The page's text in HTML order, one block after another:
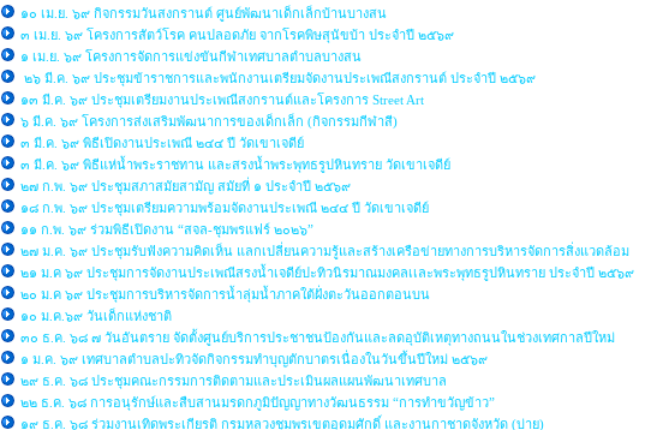
๑๐ เม.ย. ๖๙ กิจกรรมวันสงกรานต์ ศูนย์พัฒนาเด็กเล็กบ้านบางสน
๓ เม.ย. ๖๙ โครงการสัตว์โรค คนปลอดภัย จากโรคพิษสุนัขบ้า ประจำปี ๒๕๖๙
๑ เม.ย. ๖๙ โครงการจัดการแข่งขันกีฬาเทศบาลตำบลบางสน
๒๖ มี.ค. ๖๙ ประชุมข้าราชการและพนักงานเตรียมจัดงานประเพณีสงกรานต์ ประจำปี ๒๕๖๙
๑๓ มี.ค. ๖๙ ประชุมเตรียมงานประเพณีสงกรานต์และโครงการ Street Art
๖ มี.ค. ๖๙ โครงการส่งเสริมพัฒนาการของเด็กเล็ก (กิจกรรมกีฬาสี)
๓ มี.ค. ๖๙ พิธีเปิดงานประเพณี ๒๔๔ ปี วัดเขาเจดีย์
๓ มี.ค. ๖๙ พิธีแห่น้ำพระราชทาน และสรงน้ำพระพุทธรูปหินทราย วัดเขาเจดีย์
๒๗ ก.พ. ๖๙ ประชุมสภาสมัยสามัญ สมัยที่ ๑ ประจำปี ๒๕๖๙
๑๘ ก.พ. ๖๙ ประชุมเตรียมความพร้อมจัดงานประเพณี ๒๔๔ ปี วัดเขาเจดีย์
๑๑ ก.พ. ๖๙ ร่วมพิธีเปิดงาน “สจล-ชุมพรแฟร์ ๒๐๒๖”
๒๗ ม.ค. ๖๙ ประชุมรับฟังความคิดเห็น แลกเปลี่ยนความรู้และสร้างเครือข่ายทางการบริหารจัดการสิ่งแวดล้อม
๒๑ ม.ค ๖๙ ประชุมการจัดงานประเพณีสรงน้ำเจดีย์ปะทิวนิรมาณมงคลเเละพระพุทธรูปหินทราย ประจำปี ๒๕๖๙
๒๐ ม.ค ๖๙ ประชุมการบริหารจัดการน้ำลุ่มน้ำภาคใต้ฝั่งตะวันออกตอนบน
๑๐ ม.ค.๖๙ วันเด็กแห่งชาติ
๓๐ ธ.ค. ๖๘ ๗ วันอันตราย จัดตั้งศูนย์บริการประชาชนป้องกันและลดอุบัติเหตุทางถนนในช่วงเทศกาลปีใหม่
๑ ม.ค. ๖๙ เทศบาลตำบลปะทิวจัดกิจกรรมทำบุญตักบาตรเนื่องในวันขึ้นปีใหม่ ๒๕๖๙
๒๙ ธ.ค. ๖๘ ประชุมคณะกรรมการติดตามและประเมินผลแผนพัฒนาเทศบาล
๒๒ ธ.ค. ๖๘ การอนุรักษ์และสืบสานมรดกภูมิปัญญาทางวัฒนธรรม “การทำขวัญข้าว”
๑๙ ธ.ค. ๖๘ ร่วมงานเทิดพระเกียรติ กรมหลวงชุมพรเขตอุดมศักดิ์ และงานกาชาดจังหวัด (บ่าย)